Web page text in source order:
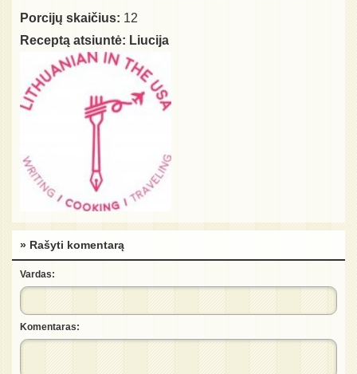
Porcijų skaičius: 12
Receptą atsiuntė: Liucija
» Rašyti komentarą
Vardas:
Komentaras: